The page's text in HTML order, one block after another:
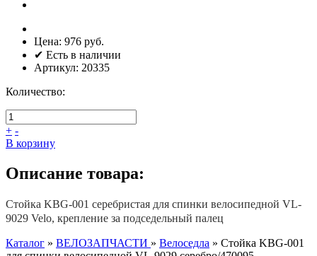
Цена: 976 руб.
✔ Есть в наличии
Артикул: 20335
Количество:
+ -
В корзину
Описание товара:
Стойка KBG-001 серебристая для спинки велосипедной VL-
9029 Velo, крепление за подседельный палец
Каталог » ВЕЛОЗАПЧАСТИ » Велоседла » Стойка KBG-001